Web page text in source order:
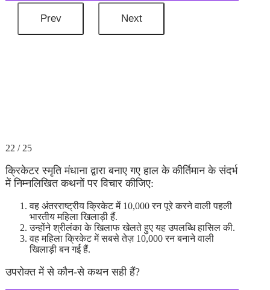
22 / 25
क्रिकेटर स्मृति मंधाना द्वारा बनाए गए हाल के कीर्तिमान के संदर्भ
में निम्नलिखित कथनों पर विचार कीजिए:
वह अंतरराष्ट्रीय क्रिकेट में 10,000 रन पूरे करने वाली पहली
भारतीय महिला खिलाड़ी हैं.
उन्होंने श्रीलंका के खिलाफ खेलते हुए यह उपलब्धि हासिल की.
वह महिला क्रिकेट में सबसे तेज़ 10,000 रन बनाने वाली
खिलाड़ी बन गई हैं.
उपरोक्त में से कौन-से कथन सही हैं?